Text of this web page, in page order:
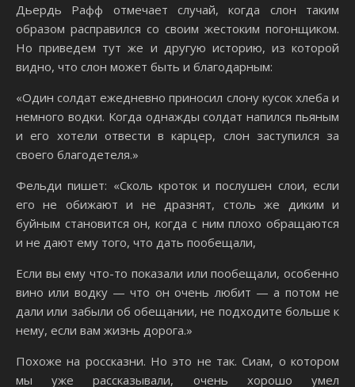
Дьердь Рафф отмечает случай, когда слон таким
образом расправился со своим жестоким погонщиком.
Но приведем тут же и другую историю, из которой
видно, что слон может быть и благодарным:
«Один солдат ежедневно приносил слону кусок хлеба и
немного водки. Когда однажды солдат напился пьяным
и его хотели отвести в карцер, слон заступился за
своего благодетеля.»
Фельди пишет: «Сколь кроток и послушен слои, если
его не обижают и не дразнят, столь же диким и
буйным становится он, когда с ним плохо обращаются
и не дают ему того, что дать пообещали,
Если вы ему что-то показали или пообещали, особенно
вино или водку — что он очень любит — а потом не
дали или забыли об обещании, не подходите больше к
нему, если вам жизнь дорога.»
Похоже на россказни. Но это не так. Сиам, о котором
мы уже рассказывали, очень хорошо умел